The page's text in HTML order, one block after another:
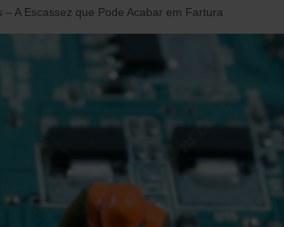
– A Escassez que Pode Acabar em Fartura